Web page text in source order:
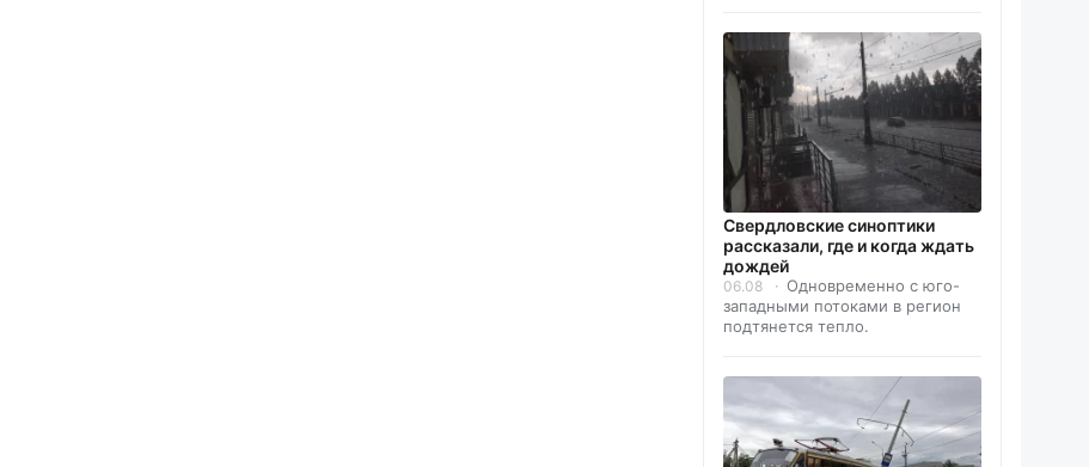
Свердловские синоптики
рассказали, где и когда ждать
дождей
06.08
Одновременно с юго-
западными потоками в регион
подтянется тепло.